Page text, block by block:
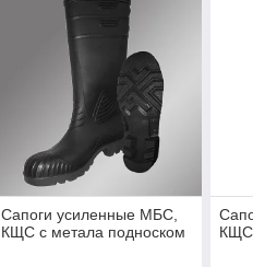
Сапоги усиленные МБС,
КЩС с метала подноском
КЩС